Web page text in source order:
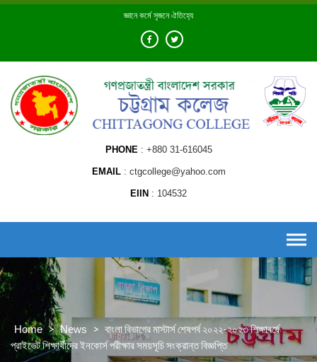
Skip
জ্ঞানে কর্মে সৃজনে ঐতিহ্যে
PHONE +880 31-616045
EMAIL ctgcollege@yahoo.com
EIIN 104532
Home > News > বাংলা বিভাগের মাস্টার্স শেষপর্ব ২০২২-২০২৩ শিক্ষাবর্ষে
প্রাইভেট শিক্ষার্থীদের ইনকোর্স পরীক্ষার সময়সূচি সংক্রান্ত বিজ্ঞপ্তি